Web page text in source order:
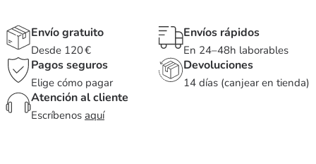
Envío gratuito
Desde 120 €
Envíos rápidos
En 24–48h laborables
Pagos seguros
Elige cómo pagar
Devoluciones
14 días (canjear en tienda)
Atención al cliente
Escríbenos aquí